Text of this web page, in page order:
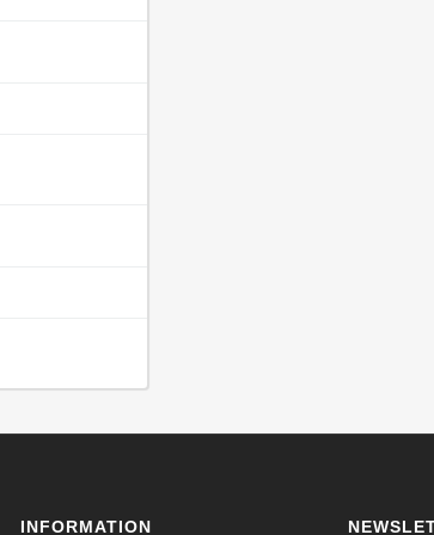
INFORMATION